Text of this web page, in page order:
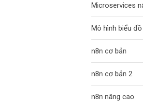
Microservices
Mô hình biểu
n8n cơ bản
n8n cơ bản 2
n8n nâng cao